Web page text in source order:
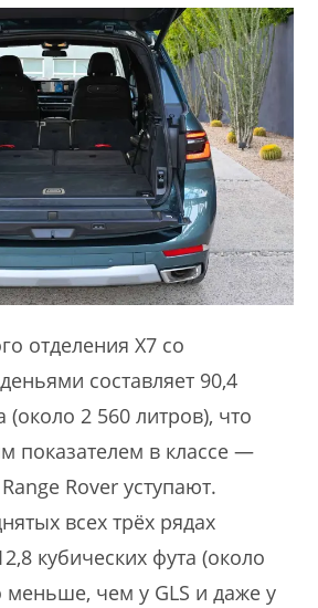
отделения X7 со
составляет 90,4
(около 2 560 литров), что
показателем в классе —
Rover уступают.
всех трёх рядах
кубических фута (около
меньше, чем у GLS и даже у